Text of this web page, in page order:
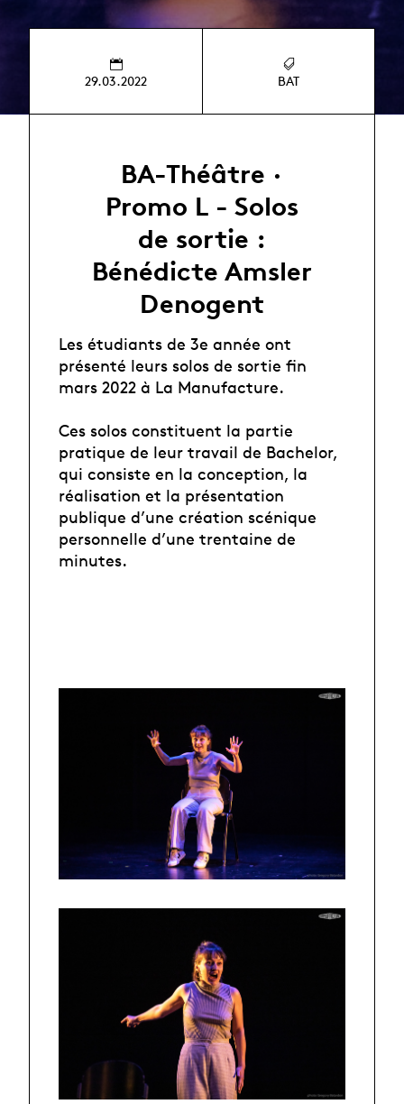
29.03.2022 BAT
BA-Théâtre ·
Promo L - Solos
de sortie :
Bénédicte Amsler
Denogent
Les étudiants de 3e année ont
présenté leurs solos de sortie fin
mars 2022 à La Manufacture.
Ces solos constituent la partie
pratique de leur travail de Bachelor,
qui consiste en la conception, la
réalisation et la présentation
publique d’une création scénique
personnelle d’une trentaine de
minutes.